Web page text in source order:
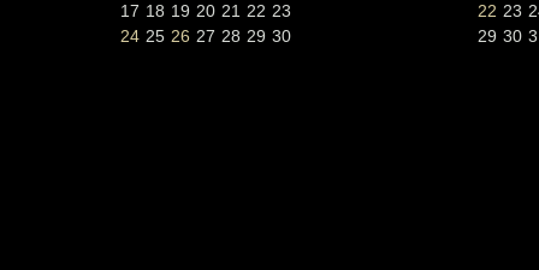
17 18 19 20 21 22 23
24 25 26 27 28 29 30
22 23
29 30